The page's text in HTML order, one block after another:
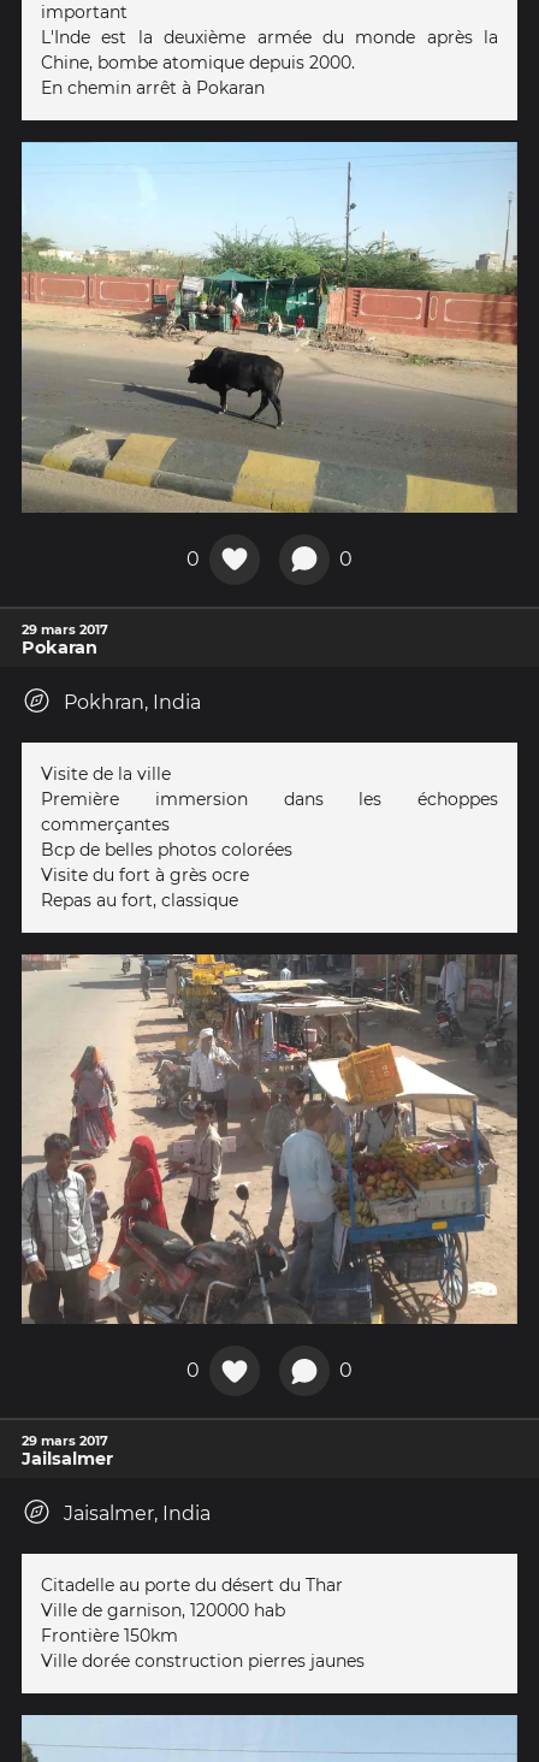
important
L'Inde est la deuxième armée du monde après la
Chine, bombe atomique depuis 2000.
En chemin arrêt à Pokaran
0 0
29 mars 2017
Pokaran
Pokhran, India
Visite de la ville
Première immersion dans les échoppes
commerçantes
Bcp de belles photos colorées
Visite du fort à grès ocre
Repas au fort, classique
0 0
29 mars 2017
Jailsalmer
Jaisalmer, India
Citadelle au porte du désert du Thar
Ville de garnison, 120000 hab
Frontière 150km
Ville dorée construction pierres jaunes